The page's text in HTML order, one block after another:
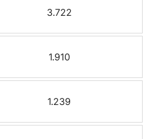
3.722
1.910
1.239